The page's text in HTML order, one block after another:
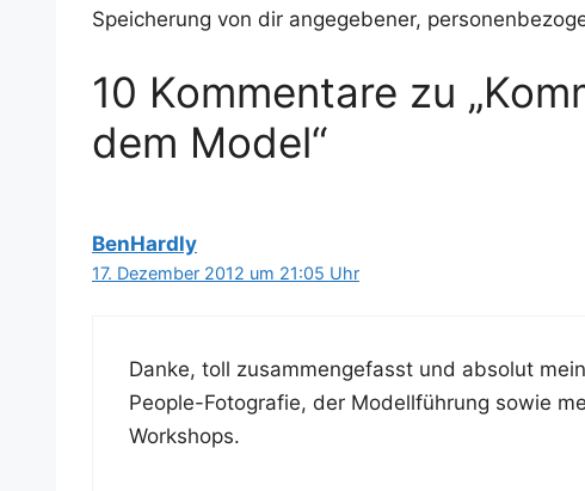
Speicherung von dir angegebener,
10 Kommentare zu
dem Model“
BenHardly
17. Dezember 2012 um 21:05 Uhr
Dan­ke, toll zusam­men­ge­fasst und abso­lut
Peo­p­le-Foto­gra­fie, der Modell­füh­rung sowie
Workshops.